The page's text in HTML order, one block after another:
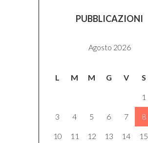
PUBBLICAZIONI
Agosto 2026
L M M G V S
1
3 4 5 6 7 8
10 11 12 13 14 15